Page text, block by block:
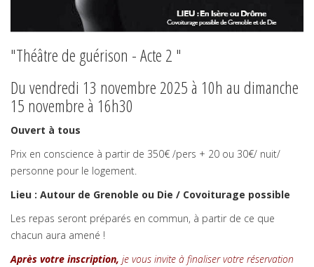
"Théâtre de guérison - Acte 2 "
Du vendredi 13 novembre 2025 à 10h au dimanche
15 novembre à 16h30
Ouvert à tous
Prix en conscience à partir de 350€ /pers + 20 ou 30€/ nuit/
personne pour le logement.
Lieu : Autour de Grenoble ou Die / Covoiturage possible
Les repas seront préparés en commun, à partir de ce que
chacun aura amené !
Après votre inscription, je vous invite à finaliser votre réservation